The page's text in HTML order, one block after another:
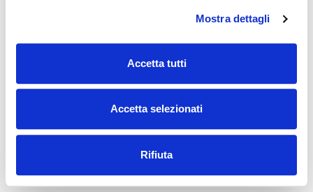
Mostra dettagli
Accetta tutti
Accetta selezionati
Rifiuta